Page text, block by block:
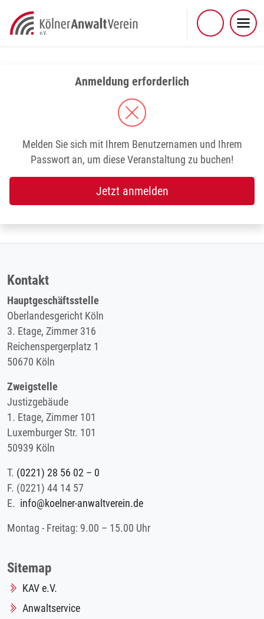
content
Anmeldung erforderlich
Melden Sie sich mit Ihrem Benutzernamen und Ihrem
Passwort an, um diese Veranstaltung zu buchen!
Jetzt anmelden
Kontakt
Hauptgeschäftsstelle
Oberlandesgericht Köln
3. Etage, Zimmer 316
Reichenspergerplatz 1
50670 Köln
Zweigstelle
Justizgebäude
1. Etage, Zimmer 101
Luxemburger Str. 101
50939 Köln
T. (0221) 28 56 02 – 0
F. (0221) 44 14 57
E. info@koelner-anwaltverein.de
Montag - Freitag: 9.00 – 15.00 Uhr
Sitemap
KAV e.V.
Anwaltservice